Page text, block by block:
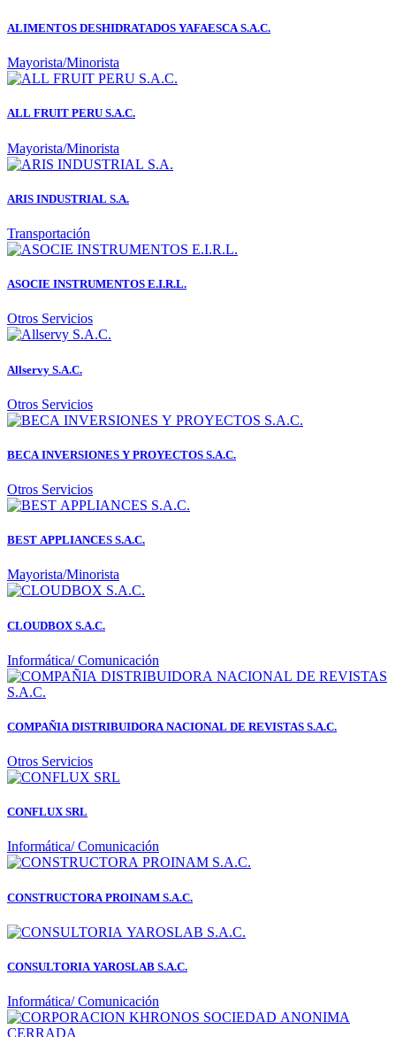
ALIMENTOS DESHIDRATADOS YAFAESCA S.A.C.
Mayorista/Minorista
ALL FRUIT PERU S.A.C.
Mayorista/Minorista
ARIS INDUSTRIAL S.A.
Transportación
ASOCIE INSTRUMENTOS E.I.R.L.
Otros Servicios
Allservy S.A.C.
Otros Servicios
BECA INVERSIONES Y PROYECTOS S.A.C.
Otros Servicios
BEST APPLIANCES S.A.C.
Mayorista/Minorista
CLOUDBOX S.A.C.
Informática/ Comunicación
COMPAÑIA DISTRIBUIDORA NACIONAL DE REVISTAS S.A.C.
Otros Servicios
CONFLUX SRL
Informática/ Comunicación
CONSTRUCTORA PROINAM S.A.C.
CONSULTORIA YAROSLAB S.A.C.
Informática/ Comunicación